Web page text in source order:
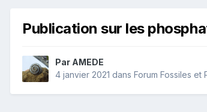
Publication sur les
Par AMEDE
4 janvier 2021 dans Forum Fossiles et